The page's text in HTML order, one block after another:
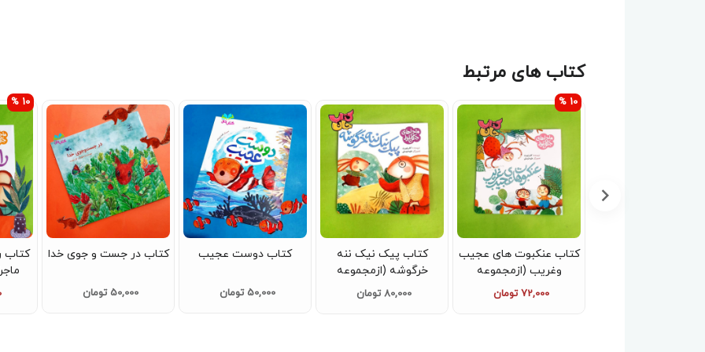
کتاب های مرتبط
کتاب عنکبوت های عجیب
وغریب (ازمجموعه
ماجراهای جنگل بلوط)
72,000 تومان
10 %
کتاب پیک نیک ننه
خرگوشه (ازمجموعه
ماجراهای جنگل بلوط)
80,000 تومان
کتاب دوست عجیب
50,000 تومان
کتاب در جست و جوی خدا
50,000 تومان
10 %